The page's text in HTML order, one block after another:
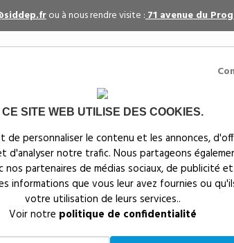
CE SITE WEB UTILISE DES COOKIES.
de personnaliser le contenu et les annonces,
d'analyser notre trafic. Nous partageons
partenaires de médias sociaux, de publicité
informations que vous leur avez fournies ou
votre utilisation de leurs services..
Voir notre politique de confidentialité
ou à nous rendre visite :71 avenue du
Par événement Textiles publicitaires
Siddep > Fabrication France Europe >
Magnet